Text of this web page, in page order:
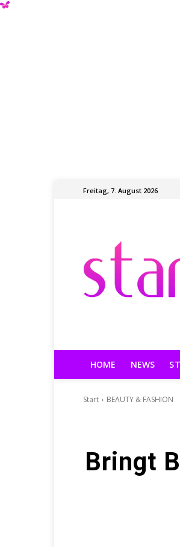
Freitag, 7. August 2026
HOME NEWS
Start BEAUTY & FASHION
Bringt